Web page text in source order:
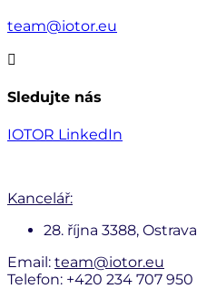
team@iotor.eu

Sledujte nás
IOTOR LinkedIn
Kancelář:
28. října 3388, Ostrava
Email: team@iotor.eu
Telefon: +420 234 707 950